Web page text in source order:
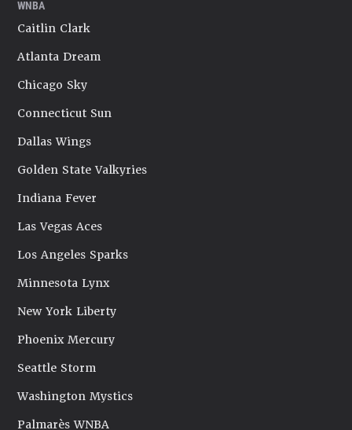
WNBA
Caitlin Clark
Atlanta Dream
Chicago Sky
Connecticut Sun
Dallas Wings
Golden State Valkyries
Indiana Fever
Las Vegas Aces
Los Angeles Sparks
Minnesota Lynx
New York Liberty
Phoenix Mercury
Seattle Storm
Washington Mystics
Palmarès WNBA